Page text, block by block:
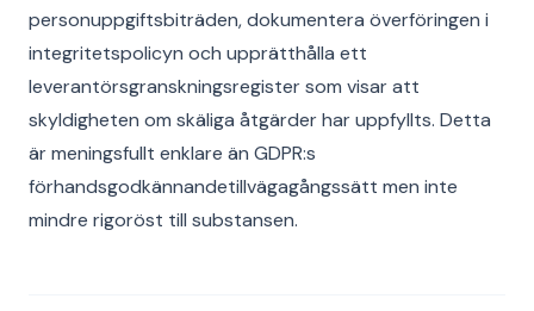
personuppgiftsbiträden, dokumentera överföringen i
integritetspolicyn och upprätthålla ett
leverantörsgranskningsregister som visar att
skyldigheten om skäliga åtgärder har uppfyllts. Detta
är meningsfullt enklare än GDPR:s
förhandsgodkännandetillvägagångssätt men inte
mindre rigoröst till substansen.